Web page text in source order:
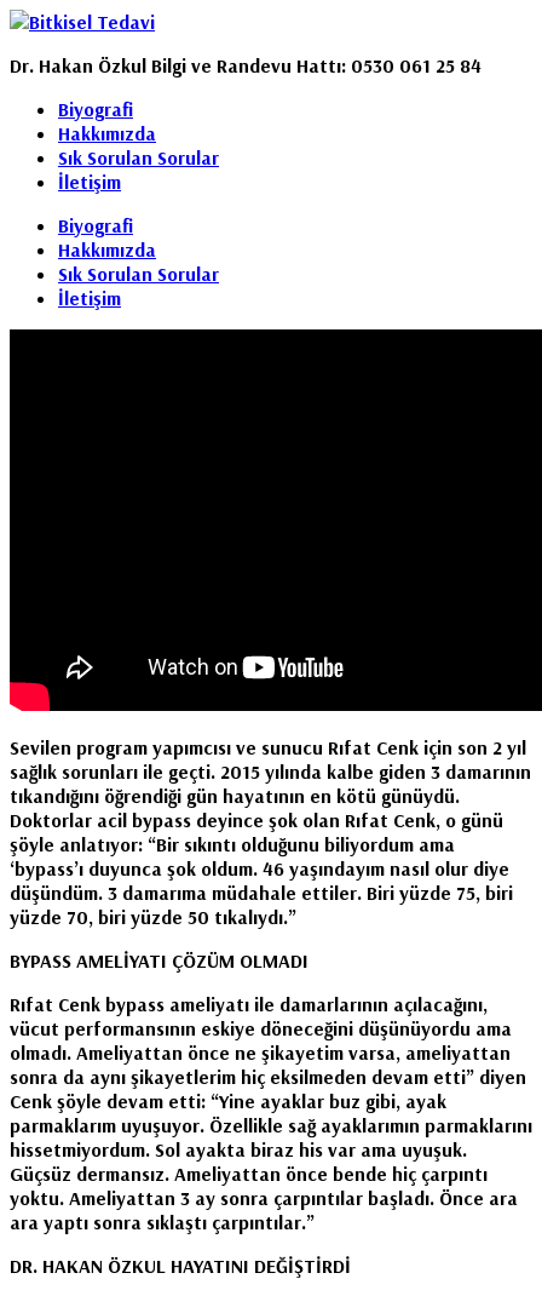
Dr. Hakan Özkul Bilgi ve Randevu Hattı: 0530 061 25 84
Biyografi
Hakkımızda
Sık Sorulan Sorular
İletişim
Biyografi
Hakkımızda
Sık Sorulan Sorular
İletişim
Sevilen program yapımcısı ve sunucu Rıfat Cenk için son 2 yıl
sağlık sorunları ile geçti. 2015 yılında kalbe giden 3 damarının
tıkandığını öğrendiği gün hayatının en kötü günüydü.
Doktorlar acil bypass deyince şok olan Rıfat Cenk, o günü
şöyle anlatıyor: “Bir sıkıntı olduğunu biliyordum ama
‘bypass’ı duyunca şok oldum. 46 yaşındayım nasıl olur diye
düşündüm. 3 damarıma müdahale ettiler. Biri yüzde 75, biri
yüzde 70, biri yüzde 50 tıkalıydı.”
BYPASS AMELİYATI ÇÖZÜM OLMADI
Rıfat Cenk bypass ameliyatı ile damarlarının açılacağını,
vücut performansının eskiye döneceğini düşünüyordu ama
olmadı. Ameliyattan önce ne şikayetim varsa, ameliyattan
sonra da aynı şikayetlerim hiç eksilmeden devam etti” diyen
Cenk şöyle devam etti: “Yine ayaklar buz gibi, ayak
parmaklarım uyuşuyor. Özellikle sağ ayaklarımın parmaklarını
hissetmiyordum. Sol ayakta biraz his var ama uyuşuk.
Güçsüz dermansız. Ameliyattan önce bende hiç çarpıntı
yoktu. Ameliyattan 3 ay sonra çarpıntılar başladı. Önce ara
ara yaptı sonra sıklaştı çarpıntılar.”
DR. HAKAN ÖZKUL HAYATINI DEĞİŞTİRDİ